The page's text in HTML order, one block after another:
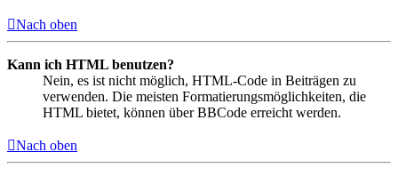
Nach oben
Kann ich HTML benutzen?
Nein, es ist nicht möglich, HTML-Code in Beiträgen zu
verwenden. Die meisten Formatierungsmöglichkeiten, die
HTML bietet, können über BBCode erreicht werden.
Nach oben